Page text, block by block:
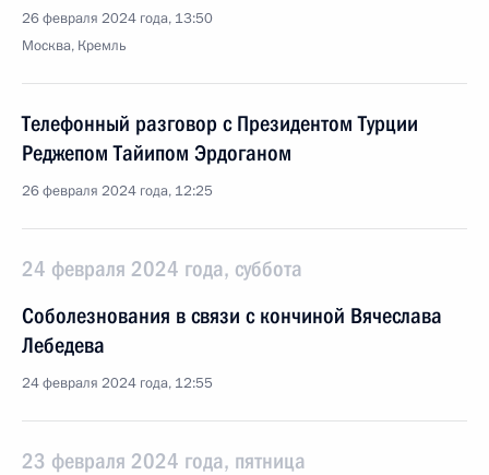
26 февраля 2024 года, 13:50
Москва, Кремль
Телефонный разговор с Президентом Турции
Реджепом Тайипом Эрдоганом
26 февраля 2024 года, 12:25
24 февраля 2024 года, суббота
Соболезнования в связи с кончиной Вячеслава
Лебедева
24 февраля 2024 года, 12:55
23 февраля 2024 года, пятница